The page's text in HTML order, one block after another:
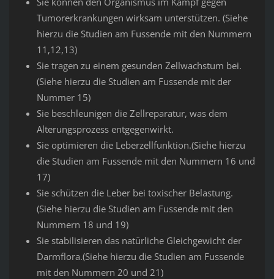
Tumorerkrankungen wirksam unterstützen. (Siehe
hierzu die Studien am Fussende mit den Nummern
11,12,13)
Sie tragen zu einem gesunden Zellwachstum bei.
(Siehe hierzu die Studien am Fussende mit der
Nummer 15)
Sie beschleunigen die Zellreparatur, was dem
Alterungsprozess entgegenwirkt.
Sie optimieren die Leberzellfunktion.(Siehe hierzu
die Studien am Fussende mit den Nummern 16 und
17)
Sie schützen die Leber bei toxischer Belastung.
(Siehe hierzu die Studien am Fussende mit den
Nummern 18 und 19)
Sie stabilisieren das natürliche Gleichgewicht der
Darmflora.(Siehe hierzu die Studien am Fussende
mit den Nummern 20 und 21)